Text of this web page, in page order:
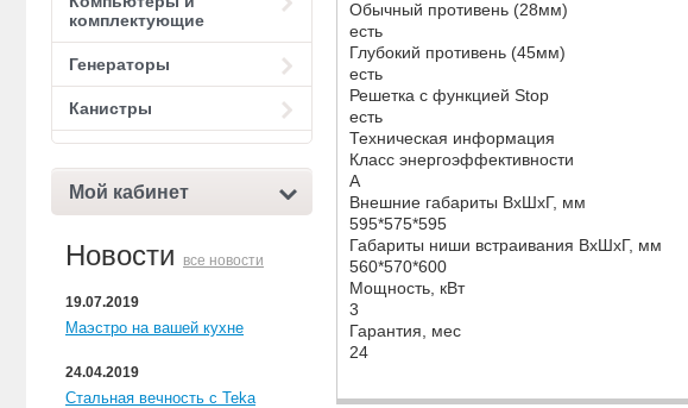
комплектующие
Генераторы
Канистры
Мой кабинет
Новости все новости
19.07.2019
Маэстро на вашей кухне
24.04.2019
Стальная вечность с Teka
Обычный противень (28мм)
есть
Глубокий противень (45мм)
есть
Решетка с функцией Stop
есть
Техническая информация
Класс энергоэффективности
А
Внешние габариты ВхШхГ, мм
595*575*595
Габариты ниши встраивания ВхШхГ, мм
560*570*600
Мощность, кВт
3
Гарантия, мес
24